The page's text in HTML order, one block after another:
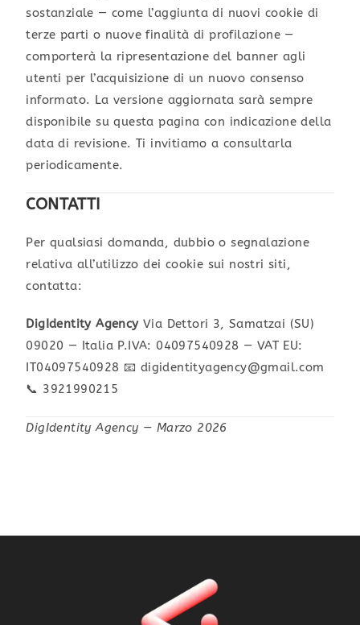
sostanziale — come l’aggiunta di nuovi cookie di
terze parti o nuove finalità di profilazione —
comporterà la ripresentazione del banner agli
utenti per l’acquisizione di un nuovo consenso
informato. La versione aggiornata sarà sempre
disponibile su questa pagina con indicazione della
data di revisione. Ti invitiamo a consultarla
periodicamente.
CONTATTI
Per qualsiasi domanda, dubbio o segnalazione
relativa all’utilizzo dei cookie sui nostri siti,
contatta:
DigIdentity AgencyVia Dettori 3, Samatzai (SU)
09020 — Italia P.IVA: 04097540928 — VAT EU:
IT04097540928 📧 digidentityagency@gmail.com
📞 3921990215
DigIdentity Agency — Marzo 2026